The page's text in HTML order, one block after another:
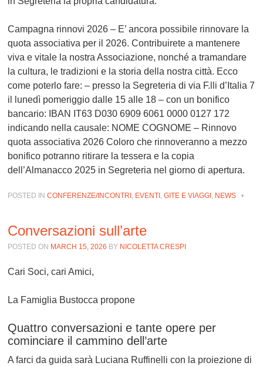
Campagna rinnovi 2026 – E’ ancora possibile rinnovare la
quota associativa per il 2026. Contribuirete a mantenere
viva e vitale la nostra Associazione, nonché a tramandare
la cultura, le tradizioni e la storia della nostra città. Ecco
come poterlo fare: – presso la Segreteria di via F.lli d’Italia 7
il lunedì pomeriggio dalle 15 alle 18 – con un bonifico
bancario: IBAN IT63 D030 6909 6061 0000 0127 172
indicando nella causale: NOME COGNOME – Rinnovo
quota associativa 2026 Coloro che rinnoveranno a mezzo
bonifico potranno ritirare la tessera e la copia
dell’Almanacco 2025 in Segreteria nel giorno di apertura.
POSTED INCONFERENZE/INCONTRI, EVENTI,GITE E VIAGGI, NEWS •
Conversazioni sull’arte
POSTED ON MARCH 15, 2026 BY NICOLETTA CRESPI
Cari Soci, cari Amici,
La Famiglia Bustocca propone
Quattro conversazioni e tante opere per
cominciare il cammino dell’arte
A farci da guida sarà Luciana Ruffinelli con la proiezione di